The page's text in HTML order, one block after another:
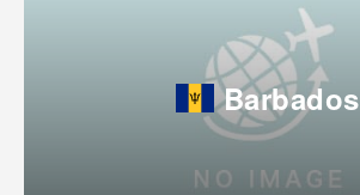
Barbados